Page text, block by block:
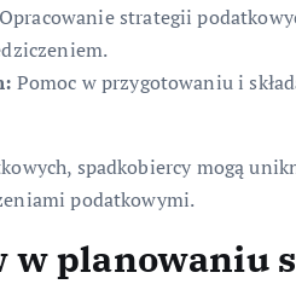
strategii
Pomoc w przygotowaniu i
spadkobiercy mogą
podatkowymi.
w planowaniu